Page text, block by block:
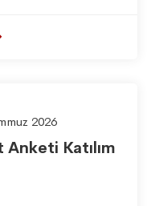
2026
Katılım